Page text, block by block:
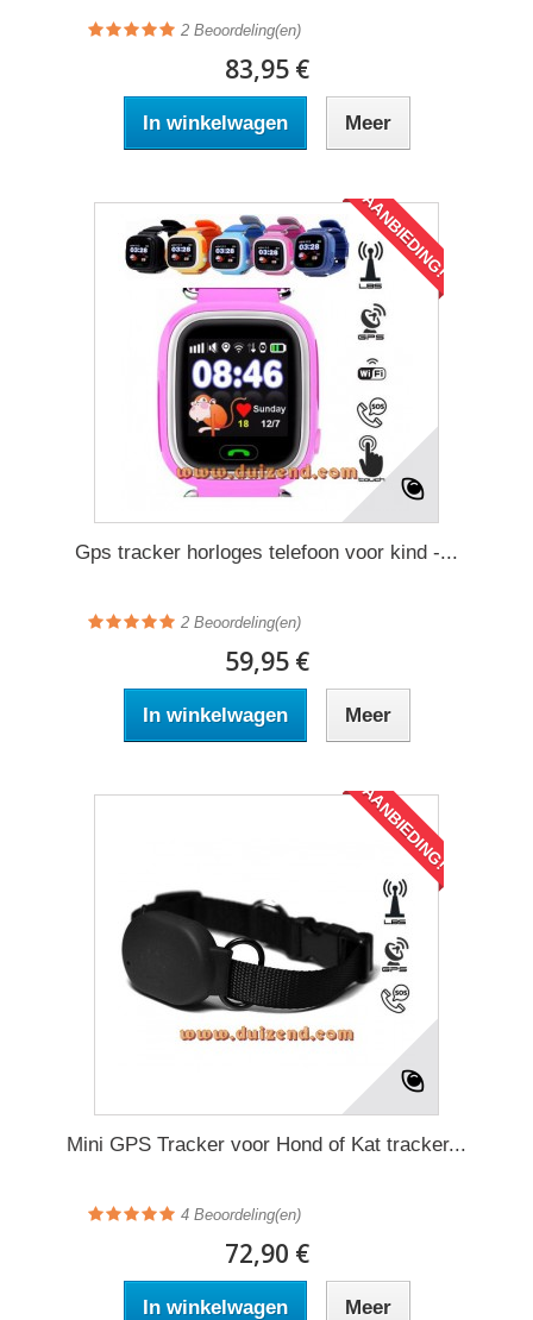
2 Beoordeling(en)
83,95 €
In winkelwagen Meer
AANBIEDING!
Gps tracker horloges telefoon voor kind -...
2 Beoordeling(en)
59,95 €
In winkelwagen Meer
AANBIEDING!
Mini GPS Tracker voor Hond of Kat tracker...
4 Beoordeling(en)
72,90 €
In winkelwagen Meer